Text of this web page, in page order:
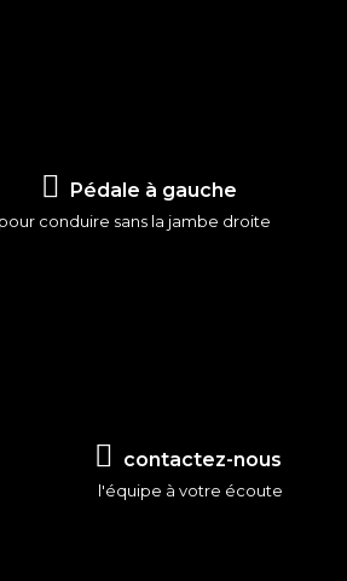
Pédale à gauche
pour conduire sans la jambe droite
contactez-nous
l'équipe à votre écoute